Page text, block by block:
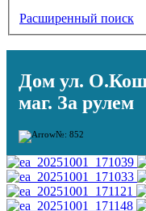
Расширенный поиск
Дом ул.
маг. За рулем
№: 852